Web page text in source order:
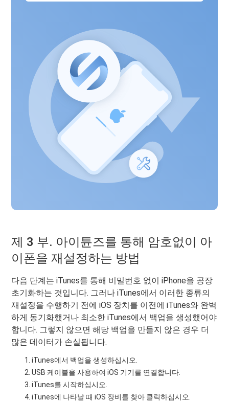
제 3 부. 아이튠즈를 통해 암호없이 아
이폰을 재설정하는 방법
다음 단계는 iTunes를 통해 비밀번호 없이 iPhone을 공장
초기화하는 것입니다. 그러나 iTunes에서 이러한 종류의
재설정을 수행하기 전에 iOS 장치를 이전에 iTunes와 완벽
하게 동기화했거나 최소한 iTunes에서 백업을 생성했어야
합니다. 그렇지 않으면 해당 백업을 만들지 않은 경우 더
많은 데이터가 손실됩니다.
iTunes에서 백업을 생성하십시오.
USB 케이블을 사용하여 iOS 기기를 연결합니다.
iTunes를 시작하십시오.
iTunes에 나타날 때 iOS 장비를 찾아 클릭하십시오.